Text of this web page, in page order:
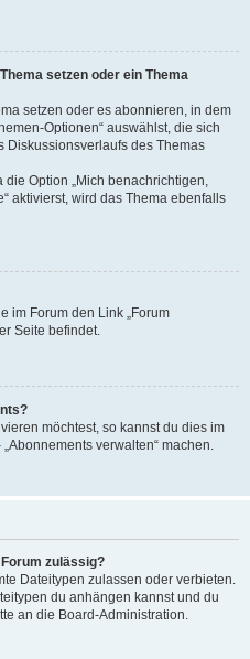
setzen oder ein Thema
setzen oder es abonnieren, in dem
Optionen“ auswählst, die sich
Diskussionsverlaufs des Themas
Option „Mich benachrichtigen,
aktivierst, wird das Thema ebenfalls
im Forum den Link „Forum
Seite befindet.
möchtest, so kannst du dies im
verwalten“ machen.
zulässig?
Dateitypen zulassen oder verbieten.
du anhängen kannst und du
an die Board-Administration.